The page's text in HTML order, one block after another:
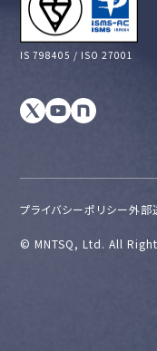
IS 798405 / ISO 27001
プライバシーポリシー外部
©︎ MNTSQ, Ltd. All